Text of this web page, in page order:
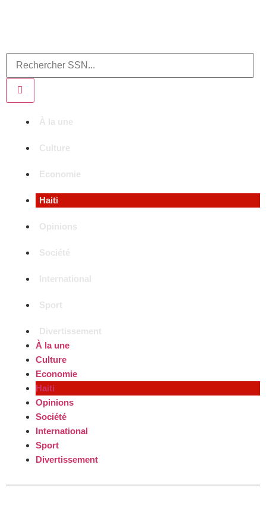
À la une
Culture
Economie
Haiti
Opinions
Société
International
Sport
Divertissement
À la une
Culture
Economie
Haiti
Opinions
Société
International
Sport
Divertissement